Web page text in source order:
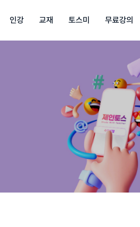
인강 교재 토스미 무료강의